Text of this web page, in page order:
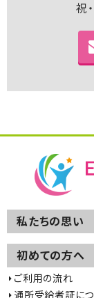
祝
私たちの思い
初めての方へ
ご利用の流れ
通所受給者証に